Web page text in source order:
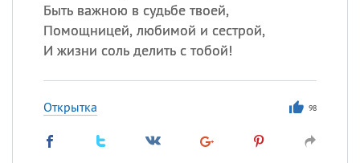
Быть важною в судьбе твоей,
Помощницей, любимой и сестрой,
И жизни соль делить с тобой!
Открытка 98